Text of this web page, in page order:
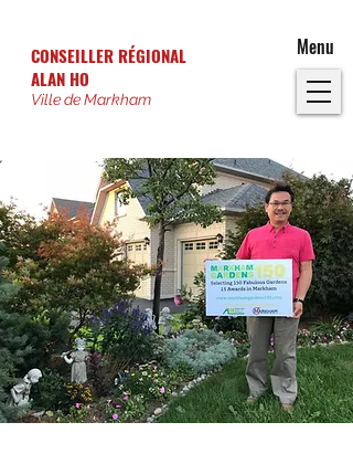
Ville de Markham
Menu
CONSEILLER RÉGIONAL
ALAN HO